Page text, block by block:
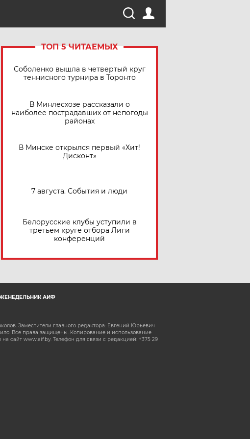
ТОП 5 ЧИТАЕМЫХ
Соболенко вышла в четвертый круг
теннисного турнира в Торонто
В Минлесхозе рассказали о
наиболее пострадавших от непогоды
районах
В Минске открылся первый «Хит!
Дисконт»
7 августа. События и люди
Белорусские клубы уступили в
третьем круге отбора Лиги
конференций
АИФ
Заместители главного редактора: Евгений Юрьевич
Все права защищены. Копирование и использование
сайт www.aif.by. Телефон для связи с редакцией: +375 29